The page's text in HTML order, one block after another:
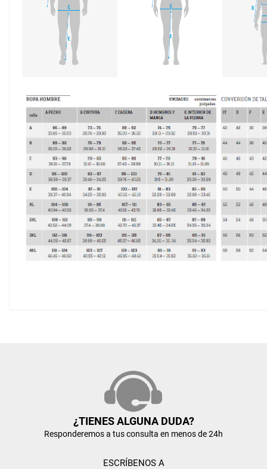
¿TIENES ALGUNA DUDA?
Responderemos a tus consulta en menos de 24h
ESCRÍBENOS A